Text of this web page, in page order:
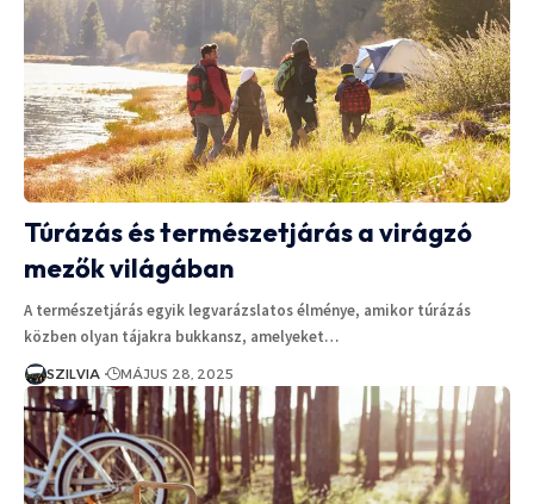
Túrázás és természetjárás a virágzó
mezők világában
A természetjárás egyik legvarázslatos élménye, amikor túrázás
közben olyan tájakra bukkansz, amelyeket…
SZILVIA MÁJUS 28, 2025